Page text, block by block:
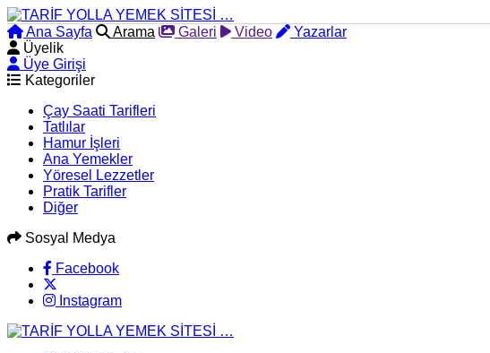
Ana Sayfa Arama Galeri Video
Yazarlar
Üyelik
Üye Girişi
Kategoriler
Çay Saati Tarifleri
Tatlılar
Hamur İşleri
Ana Yemekler
Yöresel Lezzetler
Pratik Tarifler
Diğer
Sosyal Medya
Facebook
Instagram